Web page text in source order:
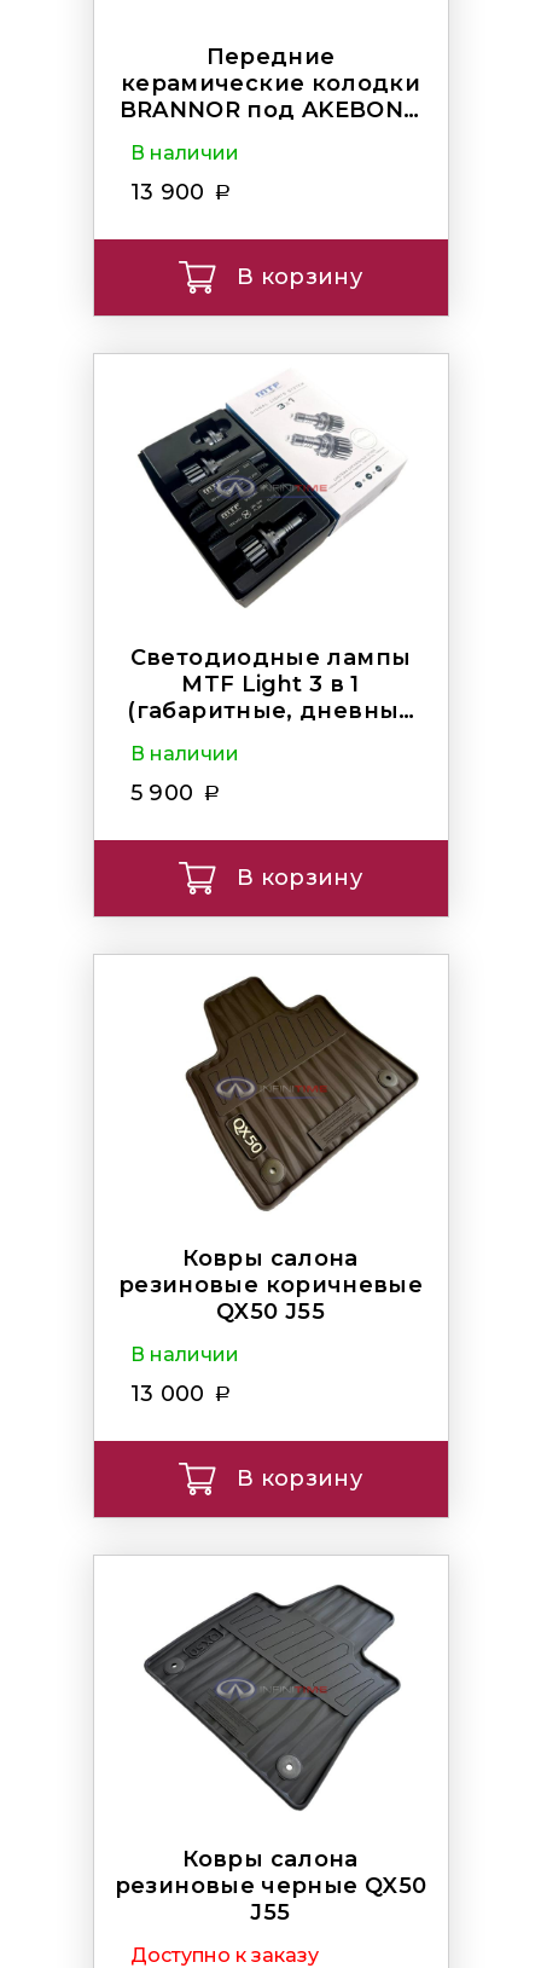
Передние
керамические колодки
BRANNOR под AKEBONO
В наличии
13 900
В корзину
Светодиодные лампы
MTF Light 3 в 1
(габаритные, дневные
В наличии
5 900
В корзину
Ковры салона
резиновые коричневые
QX50 J55
В наличии
13 000
В корзину
Ковры салона
резиновые черные QX50
J55
Доступно к заказу